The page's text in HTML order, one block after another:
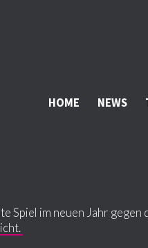
HOME NEWS
Spiel im neuen Jahr gegen